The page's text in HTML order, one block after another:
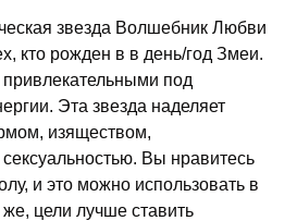
звезда Волшебник Любви
кто рожден в в день/год Змеи.
под
Эта звезда наделяет
изяществом,
Вы нравитесь
и это можно использовать в
цели лучше ставить